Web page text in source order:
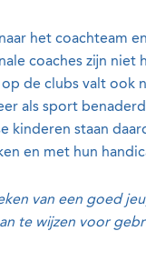
het coachteam
coaches zijn
de clubs valt
als sport
kinderen staan
en met hun
van een goed
te wijzen voor